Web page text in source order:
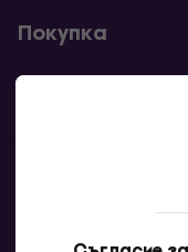
Покупка
Полезни